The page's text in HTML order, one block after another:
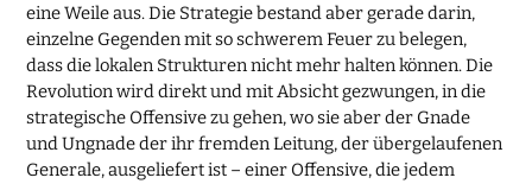
eine Weile aus. Die Strategie bestand aber gerade darin,
einzelne Gegenden mit so schwerem Feuer zu belegen,
dass die lokalen Strukturen nicht mehr halten können. Die
Revolution wird direkt und mit Absicht gezwungen, in die
strategische Offensive zu gehen, wo sie aber der Gnade
und Ungnade der ihr fremden Leitung, der übergelaufenen
Generale, ausgeliefert ist – einer Offensive, die jedem